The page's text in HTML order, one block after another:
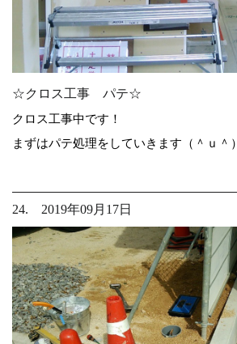
☆クロス工事 パテ☆
クロス工事中です！
まずはパテ処理をしていきます（＾ｕ＾）
24. 2019年09月17日